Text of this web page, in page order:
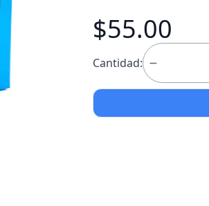
$55.00
Cantidad: